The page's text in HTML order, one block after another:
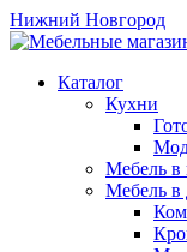
Нижний Новгород
Каталог
Кухни
Мебель в
Мебель в